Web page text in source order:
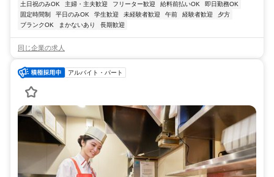
土日祝のみOK
主婦・主夫歓迎 フリーター歓迎 給料前払いOK
即日勤務OK
固定時間制
平日のみOK 学生歓迎 未経験者歓迎 午前 経験者歓迎
夕方
ブランクOK
まかないあり 長期歓迎
同じ企業の求人
アルバイト・パート